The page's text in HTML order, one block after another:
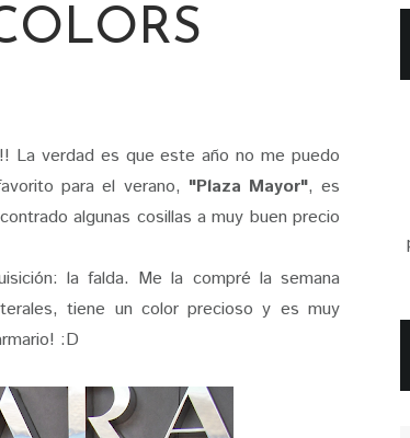
La verdad es que este año no me puedo
para el verano, "Plaza Mayor", es
algunas cosillas a muy buen precio
la falda. Me la compré la semana
tiene un color precioso y es muy
:D